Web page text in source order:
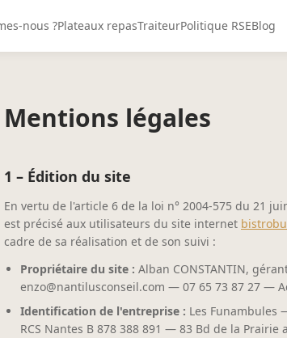
nous ?Plateaux repasTraiteurPolitique RSEBlog
Mentions légales
1 – Édition du site
En vertu de l'article 6 de la loi n° 2004-575 du 21
est précisé aux utilisateurs du site internet
cadre de sa réalisation et de son suivi :
Propriétaire du site : Alban CONSTANTIN,
enzo@nantilusconseil.com — 07 65 73 87 27 —
Identification de l'entreprise : Les Funambules
RCS Nantes B 878 388 891 — 83 Bd de la Prairie